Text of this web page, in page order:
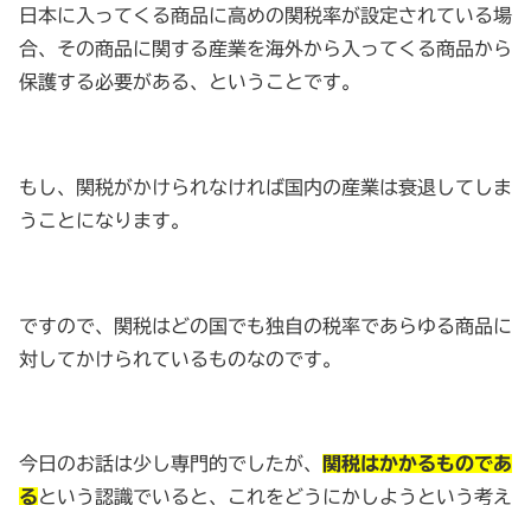
日本に入ってくる商品に高めの関税率が設定されている場
合、その商品に関する産業を海外から入ってくる商品から
保護する必要がある、ということです。
もし、関税がかけられなければ国内の産業は衰退してしま
うことになります。
ですので、関税はどの国でも独自の税率であらゆる商品に
対してかけられているものなのです。
今日のお話は少し専門的でしたが、
関税はかかるものであ
るという認識でいると、これをどうにかしようという考え